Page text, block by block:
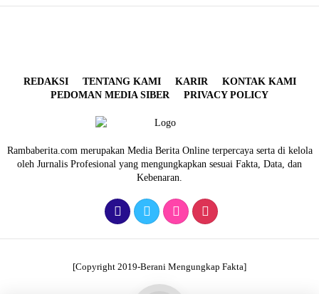
REDAKSI TENTANG KAMI KARIR
KONTAK KAMI
PEDOMAN MEDIA SIBER
PRIVACY POLICY
Rambaberita.com merupakan Media Berita Online terpercaya serta di kelola
oleh Jurnalis Profesional yang mengungkapkan sesuai Fakta, Data, dan
Kebenaran.
[Copyright 2019-Berani Mengungkap Fakta]